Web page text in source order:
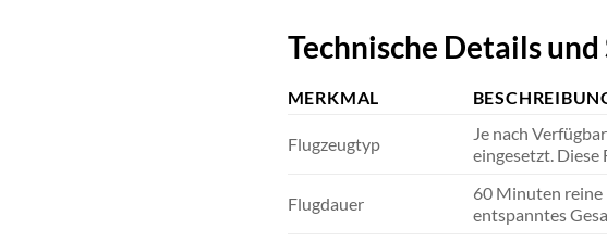
Technische Details
MERKMAL
Flugzeugtyp
Je nach
eingesetzt. Diese
Flugdauer
60 Minuten reine
entspanntes